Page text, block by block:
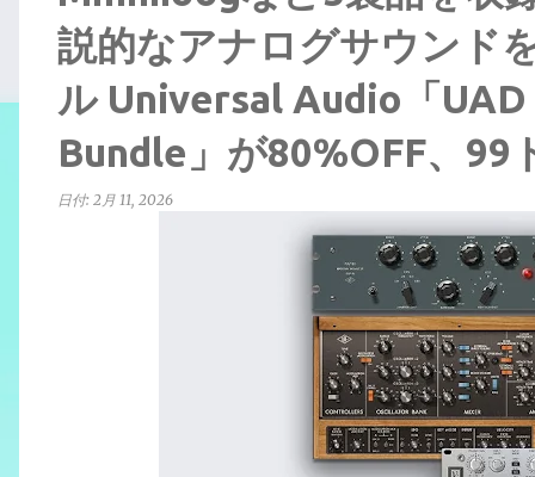
説的なアナログサウンド
ル Universal Audio「
Bundle」が80%OFF、99
日付: 2月 11, 2026